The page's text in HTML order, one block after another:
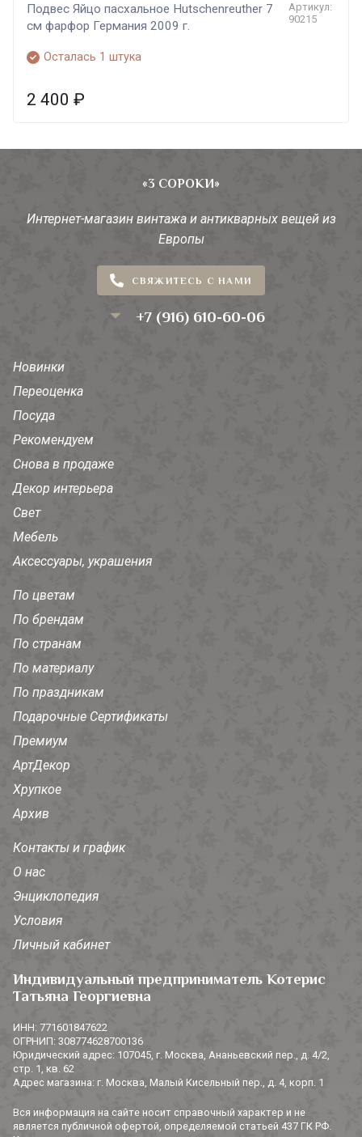
Подвес Яйцо пасхальное Hutschenreuther 7
см фарфор Германия 2009 г.
Артикул:
90215
Осталась 1 штука
2 400 ₽
«3 СОРОКИ»
Интернет-магазин винтажа и антикварных вещей из
Европы
СВЯЖИТЕСЬ С НАМИ
+7 (916) 610-60-06
Новинки
Переоценка
Посуда
Рекомендуем
Снова в продаже
Декор интерьера
Свет
Мебель
Аксессуары, украшения
По цветам
По брендам
По странам
По материалу
По праздникам
Подарочные Сертификаты
Премиум
АртДекор
Хрупкое
Архив
Контакты и график
О нас
Энциклопедия
Условия
Личный кабинет
Индивидуальный предприниматель Котерис
Татьяна Георгиевна
ИНН: 771601847622
ОГРНИП: 308774628700136
Юридический адрес: 107045, г. Москва, Ананьевский пер., д. 4/2,
стр. 1, кв. 62
Адрес магазина: г. Москва, Малый Кисельный пер., д. 4, корп. 1
Вся информация на сайте носит справочный характер и не
является публичной офертой, определяемой статьей 437 ГК РФ.